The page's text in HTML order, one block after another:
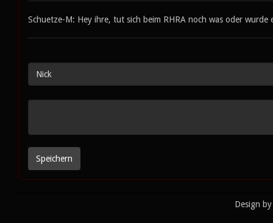
Schuetze-M: Hey ihre, tut sich beim RHRA noch was oder wurde
Design